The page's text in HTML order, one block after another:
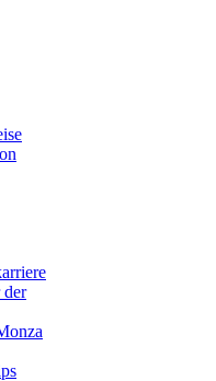
der